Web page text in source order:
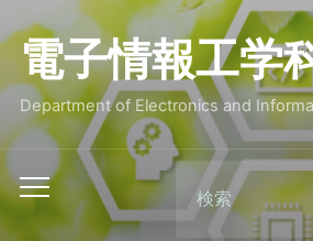
電子情報工学
Department of Electronics and
Toggle
mobile
Search
for: